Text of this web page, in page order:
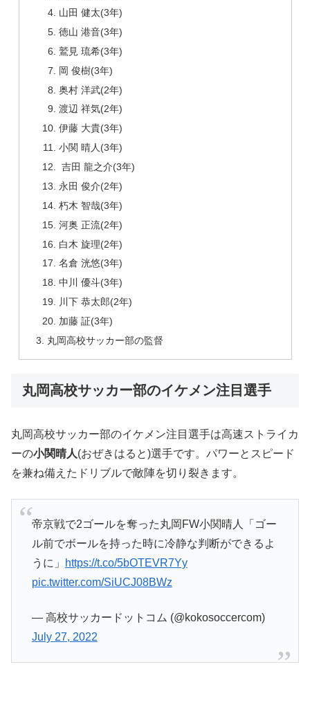
山田 健太(3年)
徳山 港音(3年)
鷲見 琉希(3年)
岡 俊樹(3年)
奥村 洋武(2年)
渡辺 祥気(2年)
伊藤 大貴(3年)
小関 晴人(3年)
吉田 龍之介(3年)
永田 俊介(2年)
朽木 智哉(3年)
河奥 正流(2年)
白木 旋理(2年)
名倉 洸悠(3年)
中川 優斗(3年)
川下 恭太郎(2年)
加藤 証(3年)
丸岡高校サッカー部の監督
丸岡高校サッカー部のイケメン注目選手
丸岡高校サッカー部のイケメン注目選手は高速ストライカ
ーの小関晴人(おぜきはると)選手です。パワーとスピード
を兼ね備えたドリブルで敵陣を切り裂きます。
帝京戦で2ゴールを奪った丸岡FW小関晴人「ゴー
ル前でボールを持った時に冷静な判断ができるよ
うに」
https://t.co/5bOTEVR7Yy
pic.twitter.com/SiUCJ08BWz
— 高校サッカードットコム (@kokosoccercom)
July 27, 2022